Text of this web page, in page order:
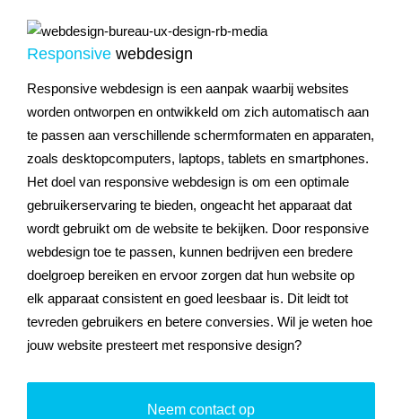
Responsive webdesign
Responsive webdesign is een aanpak waarbij websites
worden ontworpen en ontwikkeld om zich automatisch aan
te passen aan verschillende schermformaten en apparaten,
zoals desktopcomputers, laptops, tablets en smartphones.
Het doel van responsive webdesign is om een optimale
gebruikerservaring te bieden, ongeacht het apparaat dat
wordt gebruikt om de website te bekijken. Door responsive
webdesign toe te passen, kunnen bedrijven een bredere
doelgroep bereiken en ervoor zorgen dat hun website op
elk apparaat consistent en goed leesbaar is. Dit leidt tot
tevreden gebruikers en betere conversies. Wil je weten hoe
jouw website presteert met responsive design?
Neem contact op